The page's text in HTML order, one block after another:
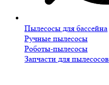
Пылесосы для бассейна
Ручные пылесосы
Роботы-пылесосы
Запчасти для пылесосов